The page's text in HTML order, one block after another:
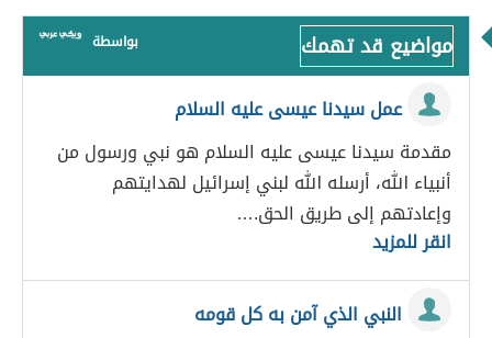
مواضيع قد تهمك بواسطة
عمل سيدنا عيسى عليه السلام
مقدمة سيدنا عيسى عليه السلام هو نبي ورسول من
أنبياء الله، أرسله الله لبني إسرائيل لهدايتهم
وإعادتهم إلى طريق الحق.…
انقر للمزيد
النبي الذي آمن به كل قومه